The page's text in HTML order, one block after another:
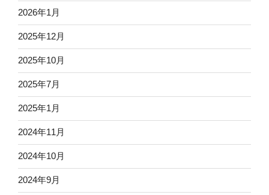
2026年1月
2025年12月
2025年10月
2025年7月
2025年1月
2024年11月
2024年10月
2024年9月